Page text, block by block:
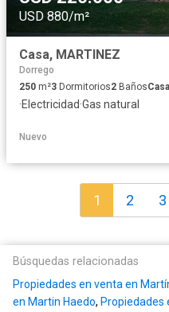
USD 880/m²
Casa, MARTINEZ
Dorrego
250 m²3 Dormitorios2 BañosCasa
·Electricidad·Gas natural
Nuevo
1 2 3
Búsquedas relacionadas
Propiedades en venta en
en Martin Haedo, Propiedades